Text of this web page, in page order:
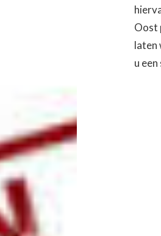
Oost
laten
u
Bericht
navigatie